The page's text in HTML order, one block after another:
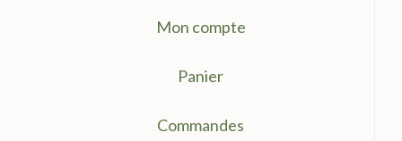
Mon compte
Panier
Commandes